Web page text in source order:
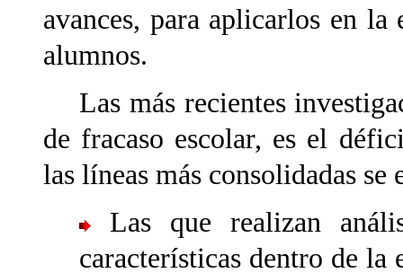
avances, para aplicarlos en
alumnos.
Las más recientes
de fracaso escolar, es el
las líneas más consolidadas se
Las que realizan
características dentro de la